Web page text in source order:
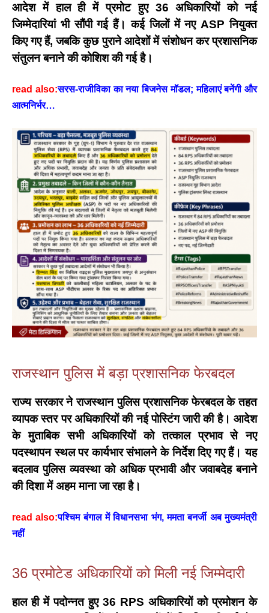
आदेश में हाल ही में प्रमोट हुए 36 अधिकारियों को नई
जिम्मेदारियांभी सौंपी गई हैं। कई जिलों में नए ASP नियुक्त
किए गए हैं, जबकि कुछ पुराने आदेशों में संशोधन कर प्रशासनिक
संतुलन बनाने की कोशिश की गई है।
read also:सरस-राजीविका का नया बिजनेस मॉडल; महिलाएं बनेंगी और
आत्मनिर्भर…
राजस्थान पुलिस में बड़ा प्रशासनिक फेरबदल
राज्य सरकार नेराजस्थान पुलिस प्रशासनिक फेरबदलके तहत
व्यापक स्तर पर अधिकारियों की नई पोस्टिंग जारी की है। आदेश
के मुताबिक सभी अधिकारियों को तत्काल प्रभाव से नए
पदस्थापन स्थल पर कार्यभार संभालने के निर्देश दिए गए हैं। यह
बदलाव पुलिस व्यवस्था को अधिक प्रभावी और जवाबदेह बनाने
की दिशा में अहम माना जा रहा है।
read also:पश्चिम बंगाल में विधानसभा भंग, ममता बनर्जी अब मुख्यमंत्री
नहीं
36 प्रमोटेड अधिकारियों को मिली नई जिम्मेदारी
हाल ही में पदोन्नत हुए 36 RPS अधिकारियों को प्रमोशनके